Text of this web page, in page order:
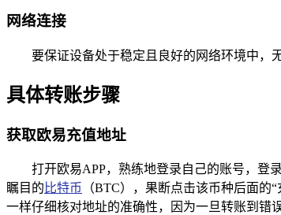
网络连接
要保证设备处于稳定且良好的网络环境中，
具体转账步骤
获取欧易充值地址
打开欧易APP，熟练地登录自己的账号，登
瞩目的 比特币
（BTC），果断点击该币种后面
一样仔细核对地址的准确性，因为一旦转账到错